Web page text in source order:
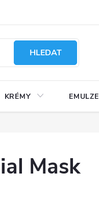
HLEDAT
KRÉMY EMULZE
Mask